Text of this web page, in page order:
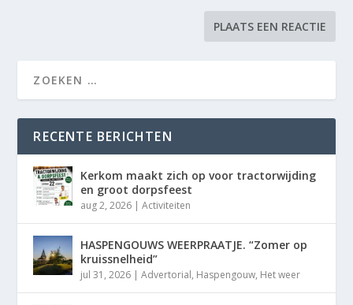
RECENTE BERICHTEN
Kerkom maakt zich op voor tractorwijding
en groot dorpsfeest
aug 2, 2026 |Activiteiten
HASPENGOUWS WEERPRAATJE. “Zomer op
kruissnelheid”
jul 31, 2026 |Advertorial, Haspengouw, Het weer